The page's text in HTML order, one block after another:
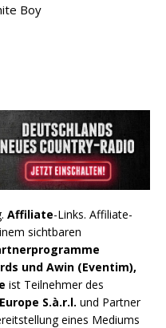
Boy
Affiliate-Links. Affiliate-
sichtbaren
und Awin (Eventim),
ist Teilnehmer des
S.à.r.l. und Partner
eines Mediums